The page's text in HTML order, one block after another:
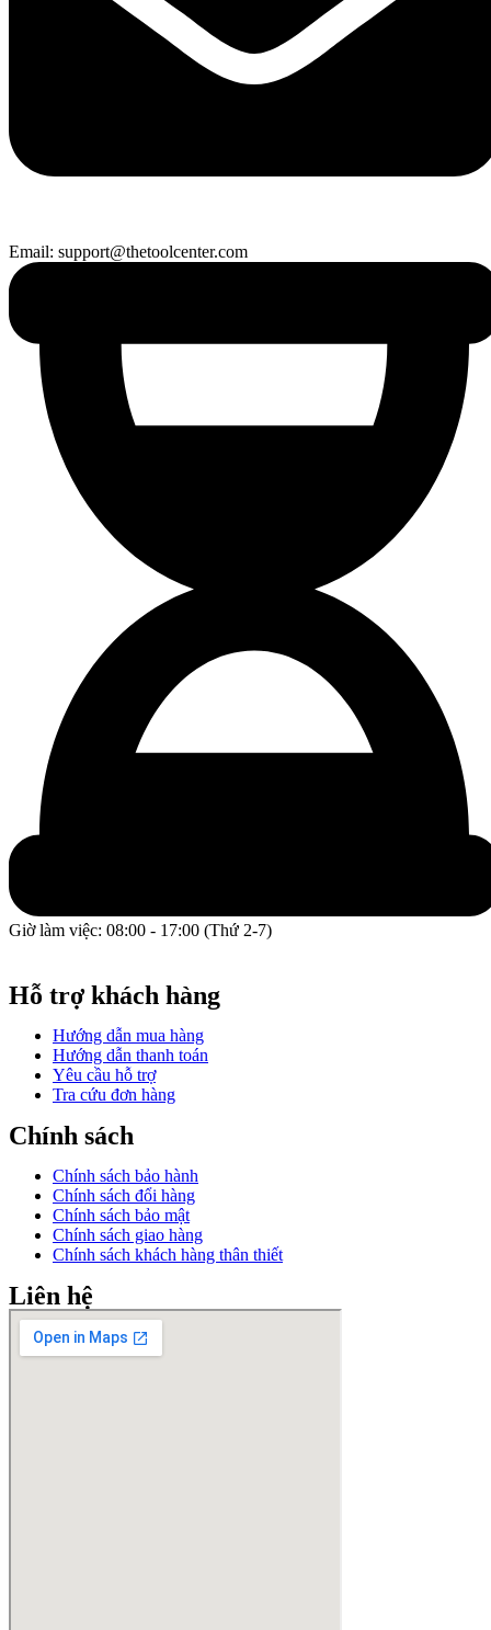
Email: support@thetoolcenter.com
Giờ làm việc: 08:00 - 17:00 (Thứ 2-7)
Hỗ trợ khách hàng
Hướng dẫn mua hàng
Hướng dẫn thanh toán
Yêu cầu hỗ trợ
Tra cứu đơn hàng
Chính sách
Chính sách bảo hành
Chính sách đổi hàng
Chính sách bảo mật
Chính sách giao hàng
Chính sách khách hàng thân thiết
Liên hệ
Facebook
Instagram
Email
Youtube